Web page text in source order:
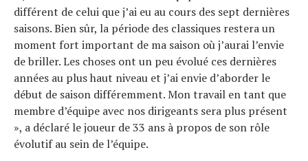
différent de celui que j’ai eu au cours des sept dernières
saisons. Bien sûr, la période des classiques restera un
moment fort important de ma saison où j’aurai l’envie
de briller. Les choses ont un peu évolué ces dernières
années au plus haut niveau et j’ai envie d’aborder le
début de saison différemment. Mon travail en tant que
membre d’équipe avec nos dirigeants sera plus présent
», a déclaré le joueur de 33 ans à propos de son rôle
évolutif au sein de l’équipe.